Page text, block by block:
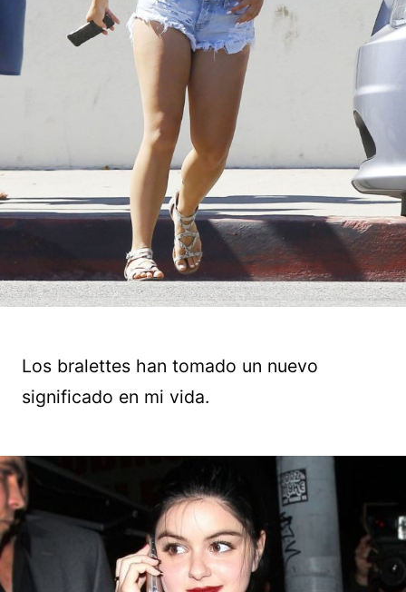
Los bralettes han tomado un nuevo
significado en mi vida.